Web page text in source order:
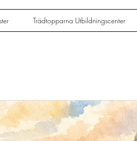
Trädtopparna Utbildningscenter